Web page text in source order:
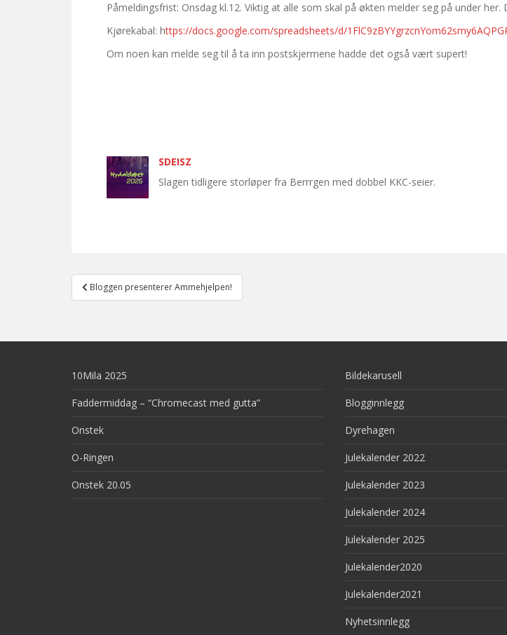
Påmeldingsfrist: Onsdag kl.12. Viktig at alle som skal på økten melder seg på under
Kjørekabal: https://docs.google.com/spreadsheets/d/
Om noen kan melde seg til å ta inn postskjermene hadde det også vært supert!
SDEISZ
Slagen tidligere storløper fra Berrrgen med dobbel KKC-seier.
Post
navigation
Bloggen presenterer Ammehjelpen!
10Mila 2025
Faddermiddag – “Chromecast med gutta”
Onstek
O-Ringen
Onstek 20.05
Bildekarusell
Blogginnlegg
Dyrehagen
Julekalender 2022
Julekalender 2023
Julekalender 2024
Julekalender 2025
Julekalender2020
Julekalender2021
Nyhetsinnlegg